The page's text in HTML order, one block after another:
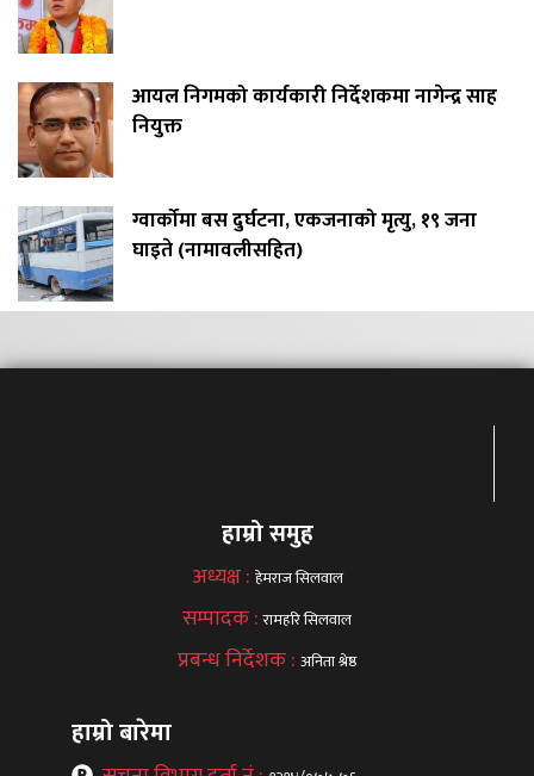
आयल निगमको कार्यकारी निर्देशकमा नागेन्द्र साह
नियुक्त
ग्वार्कोमा बस दुर्घटना, एकजनाको मृत्यु, १९ जना
घाइते (नामावलीसहित)
हाम्रो समुह
अध्यक्ष : हेमराज सिलवाल
सम्पादक :रामहरि सिलवाल
प्रबन्ध निर्देशक : अनिता श्रेष्ठ
हाम्रो बारेमा